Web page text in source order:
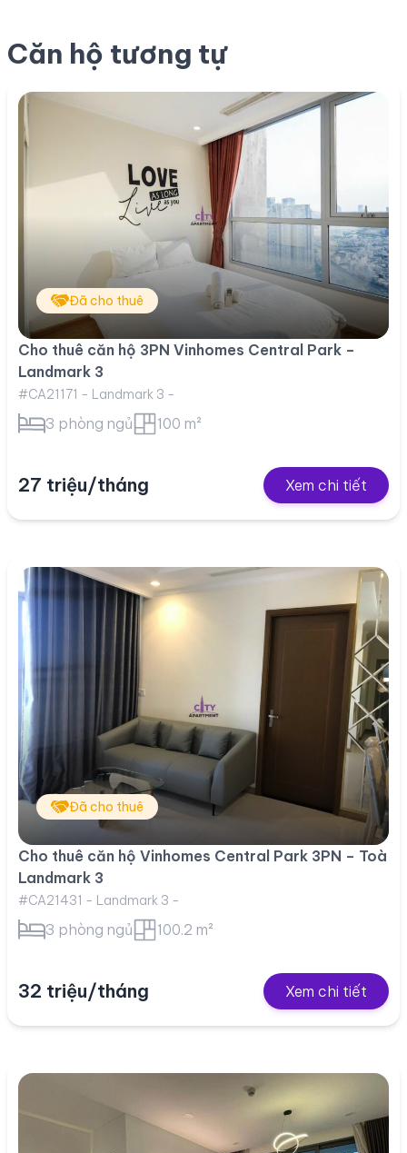
Căn hộ tương tự
Đã cho thuê
Cho thuê căn hộ 3PN Vinhomes Central Park –
Landmark 3
#CA21171 - Landmark 3 -
3 phòng ngủ 100 m²
27 triệu/tháng Xem chi tiết
Đã cho thuê
Cho thuê căn hộ Vinhomes Central Park 3PN – Toà
Landmark 3
#CA21431 - Landmark 3 -
3 phòng ngủ 100.2 m²
32 triệu/tháng Xem chi tiết